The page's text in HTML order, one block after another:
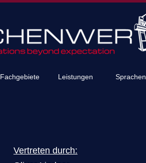
Fachgebiete Leistungen Sprachen
Vertreten durch: